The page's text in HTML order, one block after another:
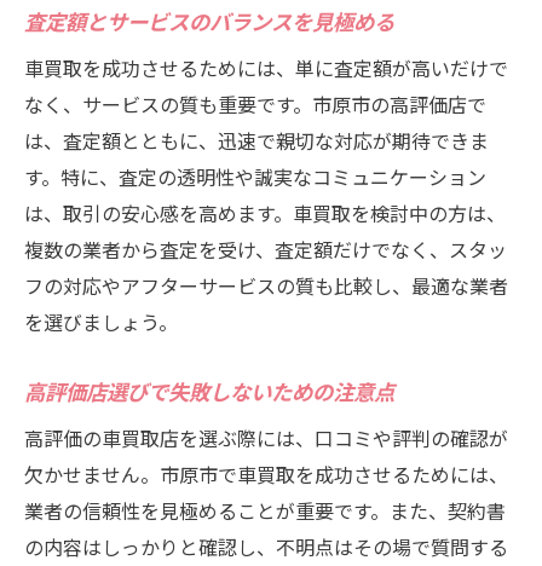
査定額とサービスのバランスを見極める
車買取を成功させるためには、単に査定額が高いだけで
なく、サービスの質も重要です。市原市の高評価店で
は、査定額とともに、迅速で親切な対応が期待できま
す。特に、査定の透明性や誠実なコミュニケーション
は、取引の安心感を高めます。車買取を検討中の方は、
複数の業者から査定を受け、査定額だけでなく、スタッ
フの対応やアフターサービスの質も比較し、最適な業者
を選びましょう。
高評価店選びで失敗しないための注意点
高評価の車買取店を選ぶ際には、口コミや評判の確認が
欠かせません。市原市で車買取を成功させるためには、
業者の信頼性を見極めることが重要です。また、契約書
の内容はしっかりと確認し、不明点はその場で質問する